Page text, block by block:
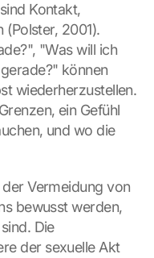
Kontakt,
(Polster, 2001).
"Was will ich
können
wiederherzustellen.
ein Gefühl
und wo die
Vermeidung von
bewusst werden,
Die
der sexuelle Akt